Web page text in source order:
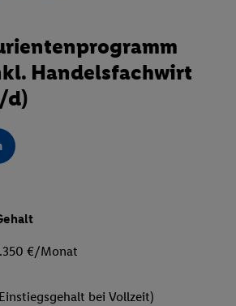
Handelsfachwirt
d)
€/Monat
bei Vollzeit)